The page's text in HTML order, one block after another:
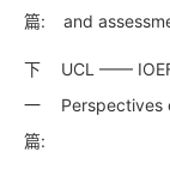
篇:
and
下
一
篇:
UCL ——
Perspectives